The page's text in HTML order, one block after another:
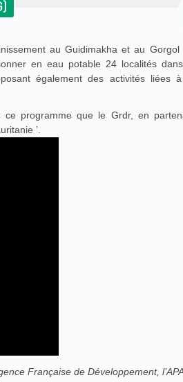
au Guidimakha et au Gorgol
en eau potable 24 localités
également des activités liées
ce programme que le Grdr, en
’.
Française de Développement,